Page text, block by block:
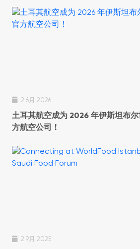
2 6月 2026
土耳其航空成为 2026 年伊斯坦布
方航空公司！
2 9月 2025